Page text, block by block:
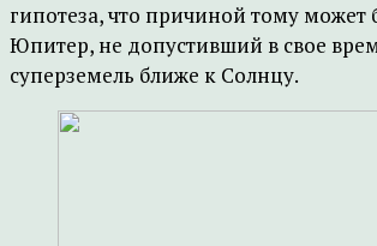
гипотеза, что причиной тому может
Юпитер, не допустивший в свое
суперземель ближе к Солнцу.